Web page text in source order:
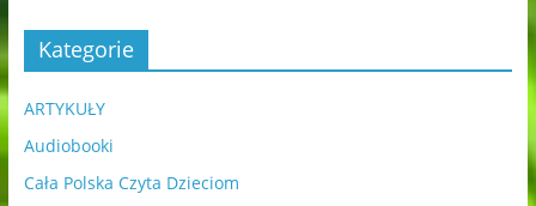
Kategorie
ARTYKUŁY
Audiobooki
Cała Polska Czyta Dzieciom